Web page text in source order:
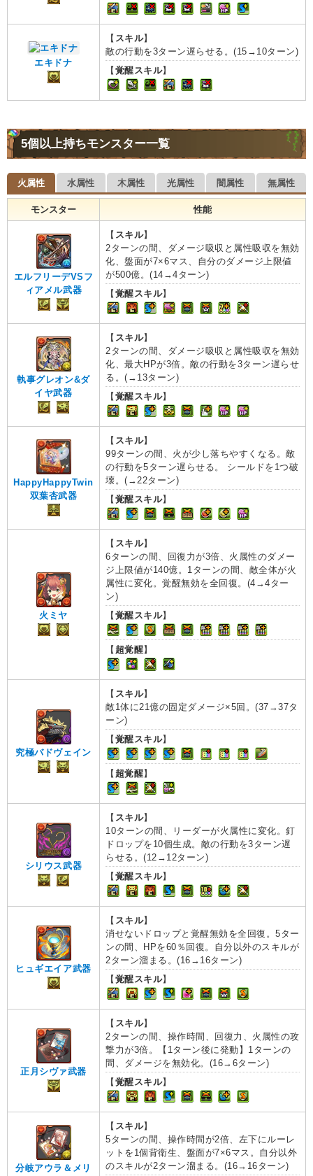
エキドナ
【 スキル】
敵の行動を3ターン遅らせる。(15→10ターン)
【覚醒スキル】
5個以上持ちモンスター一覧
火属性 水属性 木属性 光属性 闇属性 無属性
モンスター 性能
エルフリーデVSフ
ィアメル武器
【 スキル】
2ターンの間、ダメージ吸収と属性吸収を無効
化、盤面が7×6マス、自分のダメージ上限値
が500億。(14→4ターン)
【覚醒スキル】
執事グレオン&ダ
イヤ武器
【 スキル】
2ターンの間、ダメージ吸収と属性吸収を無効
化、最大HPが3倍。敵の行動を3ターン遅らせ
る。(→13ターン)
【覚醒スキル】
HappyHappyTwin
双葉杏武器
【 スキル】
99ターンの間、火が少し落ちやすくなる。敵
の行動を5ターン遅らせる。 シールドを1つ破
壊。(→22ターン)
【覚醒スキル】
火ミヤ
【 スキル】
6ターンの間、回復力が3倍、火属性のダメー
ジ上限値が140億。1ターンの間、敵全体が火
属性に変化。覚醒無効を全回復。(4→4ター
ン)
【覚醒スキル】
【 超覚醒】
究極バドヴェイン
【 スキル】
敵1体に21億の固定ダメージ×5回。(37→37タ
ーン)
【覚醒スキル】
【 超覚醒】
シリウス武器
【 スキル】
10ターンの間、リーダーが火属性に変化。釘
ドロップを10個生成。敵の行動を3ターン遅
らせる。(12→12ターン)
【覚醒スキル】
ヒュギエイア武器
【 スキル】
消せないドロップと覚醒無効を全回復。5ター
ンの間、HPを60％回復。自分以外のスキルが
2ターン溜まる。(16→16ターン)
【覚醒スキル】
正月シヴァ武器
【 スキル】
2ターンの間、操作時間、回復力、火属性の攻
撃力が3倍。【1ターン後に発動】1ターンの
間、ダメージを無効化。(16→6ターン)
【覚醒スキル】
分岐アウラ＆メリ
【 スキル】
5ターンの間、操作時間が2倍、左下にルーレ
ットを1個背衛生、盤面が7×6マス。自分以外
のスキルが2ターン溜まる。(16→16ターン)